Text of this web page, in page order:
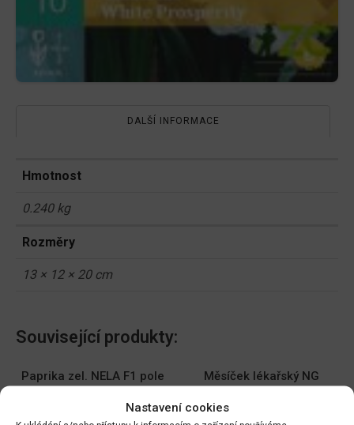
Nastavení cookies
DALŠÍ INFORMACE
Hmotnost
0.240 kg
Rozměry
13 × 12 × 20 cm
Související produkty:
Paprika zel. NELA F1 pole
Měsíček lékařský NG
DO KOŠÍKU